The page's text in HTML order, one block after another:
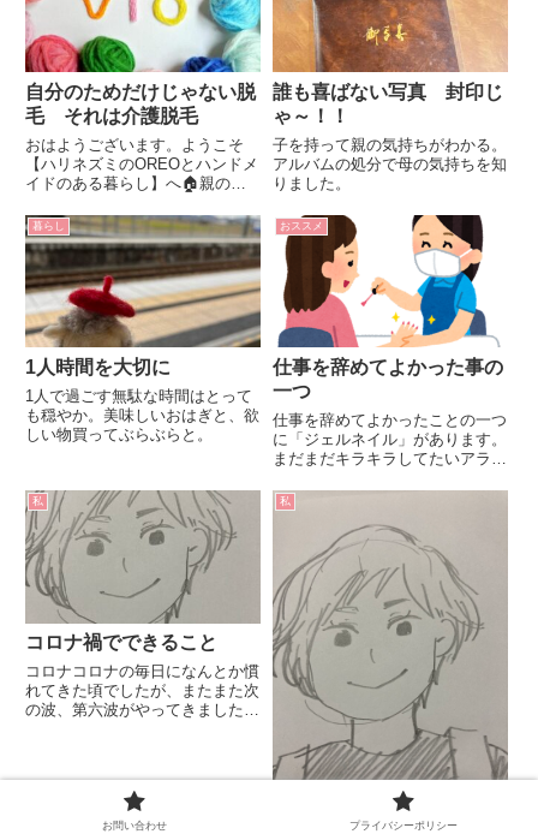
自分のためだけじゃない脱
毛 それは介護脱毛
おはようございます。ようこそ
【ハリネズミのOREOとハンドメ
イドのある暮らし】へ🏠親の介
のに、自分の介護についてそろそ
ろ考え始めました。今しないとい
けないことから始めます。４８
歳、今がラストチャンスなんで
す。介...
誰も喜ばない写真 封印じ
ゃ～！！
子を持って親の気持ちがわかる。
アルバムの処分で母の気持ちを知
りました。
暮らし
1人時間を大切に
1人で過ごす無駄な時間はとって
も穏やか。美味しいおはぎと、欲
しい物買ってぶらぶらと。
おススメ
仕事を辞めてよかった事の
一つ
仕事を辞めてよかったことの一つ
に「ジェルネイル」があります。
まだまだキラキラしてたいアラフ
私
コロナ禍でできること
コロナコロナの毎日になんとか慣
れてきた頃でしたが、またまた次
の波、第六波がやってきました
😢しかもかなりのビッグウェー
ブ🌊我が家ではオミクロンのこと
私
そこから？
お問い合わせ プライバシーポリシー